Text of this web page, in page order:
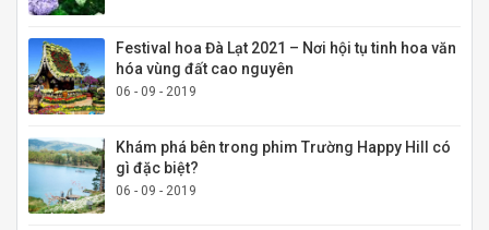
Festival hoa Đà Lạt 2021 – Nơi hội tụ tinh hoa văn
hóa vùng đất cao nguyên
06 - 09 - 2019
Khám phá bên trong phim Trường Happy Hill có
gì đặc biệt?
06 - 09 - 2019